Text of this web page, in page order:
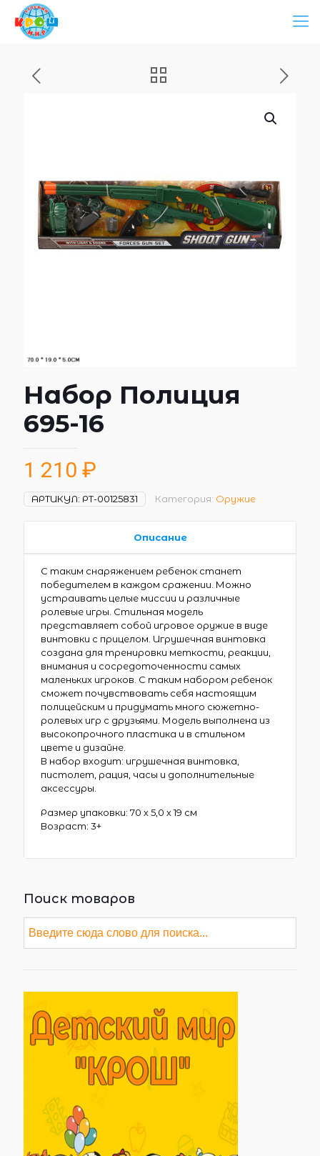
Набор Полиция
695-16
1 210 ₽
АРТИКУЛ: РТ-00125831 Категория: Оружие
Описание
С таким снаряжением ребенок станет
победителем в каждом сражении. Можно
устраивать целые миссии и различные
ролевые игры. Стильная модель
представляет собой игровое оружие в виде
винтовки с прицелом. Игрушечная винтовка
создана для тренировки меткости, реакции,
внимания и сосредоточенности самых
маленьких игроков. С таким набором ребенок
сможет почувствовать себя настоящим
полицейским и придумать много сюжетно-
ролевых игр с друзьями. Модель выполнена из
высокопрочного пластика и в стильном
цвете и дизайне.
В набор входит: игрушечная винтовка,
пистолет, рация, часы и дополнительные
аксессуры.
Размер упаковки: 70 х 5,0 х 19 см
Возраст: 3+
Поиск товаров